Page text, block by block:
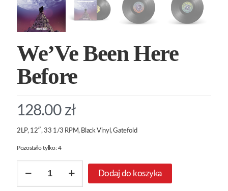
We’Ve Been Here
Before
128.00 zł
2LP, 12″, 33 1/3 RPM, Black Vinyl, Gatefold
Pozostało tylko: 4
We’Ve
Dodaj do koszyka